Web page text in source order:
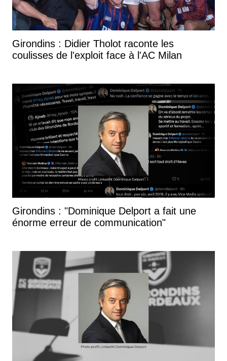
Girondins : Didier Tholot raconte les
coulisses de l'exploit face à l'AC Milan
Girondins : "Dominique Delport a fait une
énorme erreur de communication"